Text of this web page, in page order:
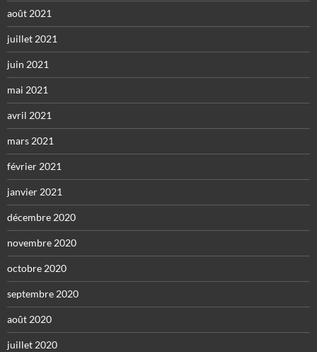
août 2021
juillet 2021
juin 2021
mai 2021
avril 2021
mars 2021
février 2021
janvier 2021
décembre 2020
novembre 2020
octobre 2020
septembre 2020
août 2020
juillet 2020